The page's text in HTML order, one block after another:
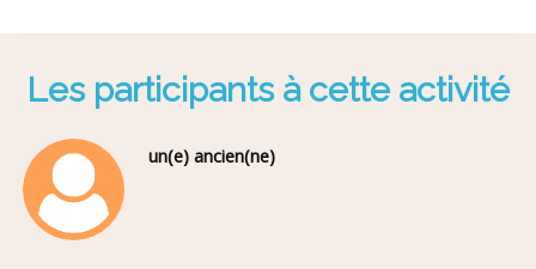
Les participants à cette activité
un(e) ancien(ne)